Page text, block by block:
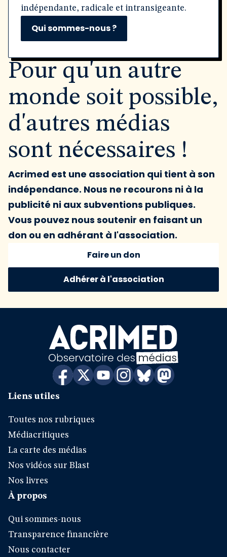
indépendante, radicale et intransigeante.
Qui sommes-nous ?
Pour qu'un autre
monde soit possible,
d'autres médias
sont nécessaires !
Acrimed est une association qui tient à son
indépendance. Nous ne recourons ni à la
publicité ni aux subventions publiques.
Vous pouvez nous soutenir en faisant un
don ou en adhérant à l'association.
Faire un don
Adhérer à l'association
Liens utiles
Toutes nos rubriques
Médiacritiques
La carte des médias
Nos vidéos sur Blast
Nos livres
À propos
Qui sommes-nous
Transparence financière
Nous contacter